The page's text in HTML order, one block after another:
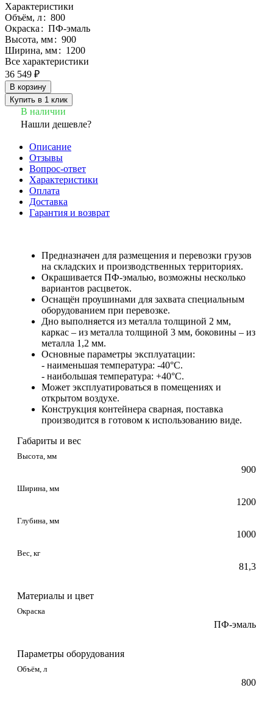
Характеристики
Объём, л: 800
Окраска : ПФ-эмаль
Высота, мм: 900
Ширина, мм: 1200
Все характеристики
36 549 ₽
В корзину
Купить в 1 клик
В наличии
Нашли дешевле?
Описание
Отзывы
Вопрос-ответ
Характеристики
Оплата
Доставка
Гарантия и возврат
Предназначен для размещения и перевозки грузов
на складских и производственных территориях.
Окрашивается ПФ-эмалью, возможны несколько
вариантов расцветок.
Оснащён проушинами для захвата специальным
оборудованием при перевозке.
Дно выполняется из металла толщиной 2 мм,
каркас – из металла толщиной 3 мм, боковины – из
металла 1,2 мм.
Основные параметры эксплуатации:
- наименьшая температура: -40°С.
- наибольшая температура: +40°С.
Может эксплуатироваться в помещениях и
открытом воздухе.
Конструкция контейнера сварная, поставка
производится в готовом к использованию виде.
Габариты и вес
Высота, мм
900
Ширина, мм
1200
Глубина, мм
1000
Вес, кг
81,3
Материалы и цвет
Окраска
ПФ-эмаль
Параметры оборудования
Объём, л
800